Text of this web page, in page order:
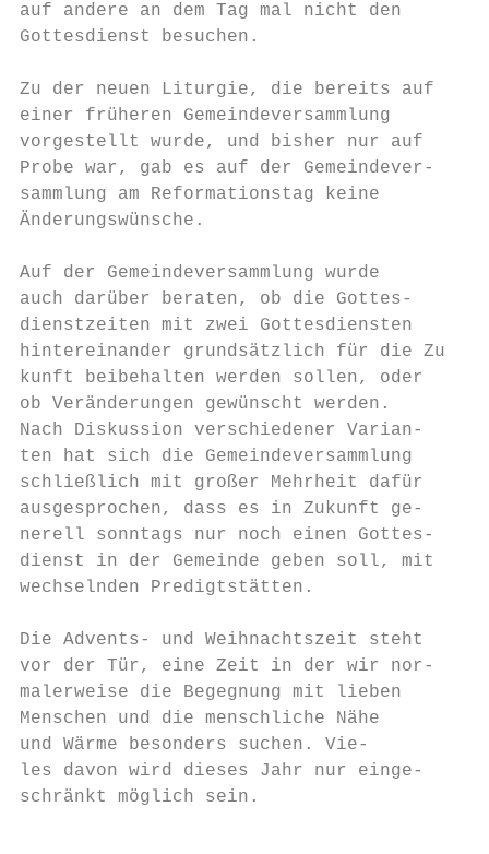
auf andere an dem Tag mal nicht den
Gottesdienst besuchen.
Zu der neuen Liturgie, die bereits auf
einer früheren Gemeindeversammlung
vorgestellt wurde, und bisher nur auf
Probe war, gab es auf der Gemeindever-
sammlung am Reformationstag keine
Änderungswünsche.
Auf der Gemeindeversammlung wurde
auch darüber beraten, ob die Gottes-
dienstzeiten mit zwei Gottesdiensten
hintereinander grundsätzlich für die Zu-
kunft beibehalten werden sollen, oder
ob Veränderungen gewünscht werden.
Nach Diskussion verschiedener Varian-
ten hat sich die Gemeindeversammlung
schließlich mit großer Mehrheit dafür
ausgesprochen, dass es in Zukunft ge-
nerell sonntags nur noch einen Gottes-
dienst in der Gemeinde geben soll, mit
wechselnden Predigtstätten.
Die Advents- und Weihnachtszeit steht
vor der Tür, eine Zeit in der wir nor-
malerweise die Begegnung mit lieben
Menschen und die menschliche Nähe
und Wärme besonders suchen. Vie-
les davon wird dieses Jahr nur einge-
schränkt möglich sein.